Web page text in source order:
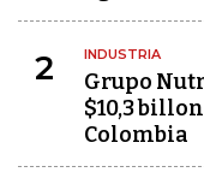
2 INDUSTRIA
Grupo
$10,3
Colombia